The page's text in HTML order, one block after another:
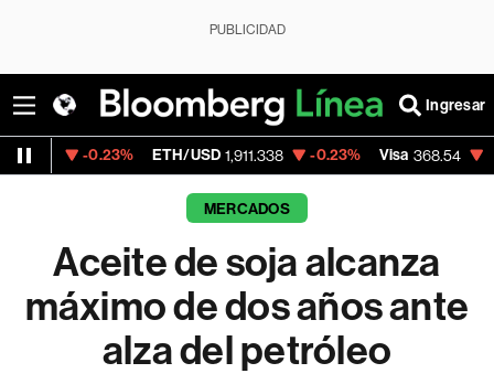
PUBLICIDAD
Ingresar
ETH/USD 1,911.338 -0.23% Visa 368.54 -0.28%
MERCADOS
Aceite de soja alcanza
máximo de dos años ante
alza del petróleo